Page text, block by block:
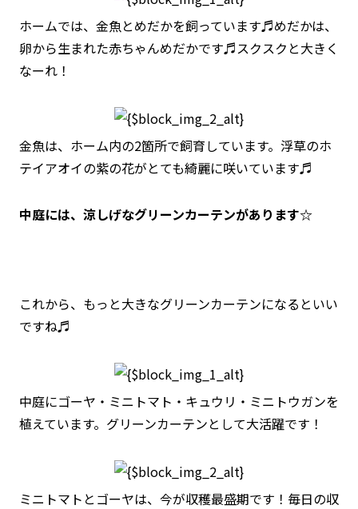
ホームでは、金魚とめだかを飼っています♬めだかは、
卵から生まれた赤ちゃんめだかです♬スクスクと大きく
なーれ！
金魚は、ホーム内の2箇所で飼育しています。浮草のホ
テイアオイの紫の花がとても綺麗に咲いています♬
中庭には、涼しげなグリーンカーテンがあります☆
これから、もっと大きなグリーンカーテンになるといい
ですね♬
中庭にゴーヤ・ミニトマト・キュウリ・ミニトウガンを
植えています。グリーンカーテンとして大活躍です！
ミニトマトとゴーヤは、今が収穫最盛期です！毎日の収